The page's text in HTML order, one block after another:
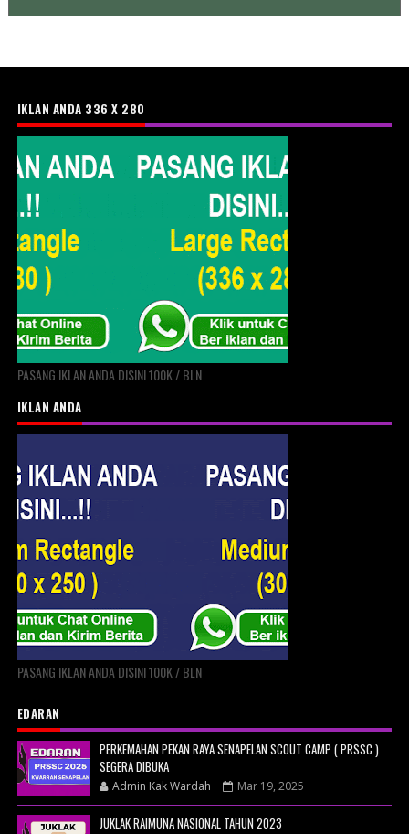
IKLAN ANDA 336 X 280
PASANG IKLAN ANDA DISINI 100K / BLN
IKLAN ANDA
PASANG IKLAN ANDA DISINI 100K / BLN
EDARAN
PERKEMAHAN PEKAN RAYA SENAPELAN SCOUT CAMP ( PRSSC )
SEGERA DIBUKA
Admin Kak Wardah Mar 19, 2025
JUKLAK RAIMUNA NASIONAL TAHUN 2023